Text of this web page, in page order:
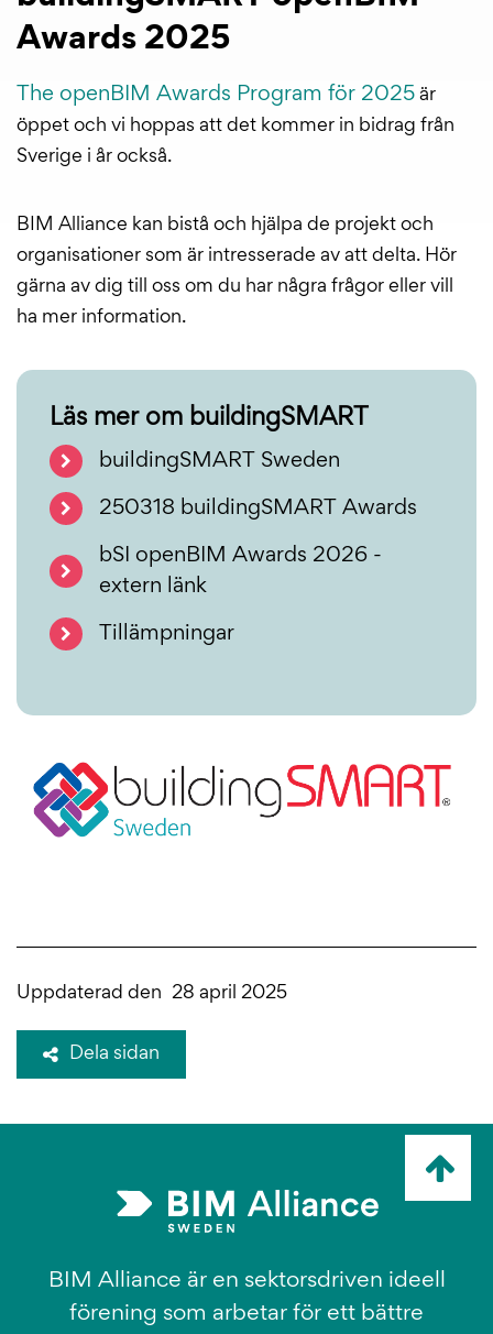
Awards 2025
The openBIM Awards Program för 2025 är
öppet och vi hoppas att det kommer in bidrag från
Sverige i år också.
BIM Alliance kan bistå och hjälpa de projekt och
organisationer som är intresserade av att delta. Hör
gärna av dig till oss om du har några frågor eller vill
ha mer information.
Läs mer om buildingSMART
buildingSMART Sweden
250318 buildingSMART Awards
bSI openBIM Awards 2026 -
extern länk
Tillämpningar
Uppdaterad den 28 april 2025
Dela sidan
mig
BIM Alliance är en sektorsdriven ideell
förening som arbetar för ett bättre